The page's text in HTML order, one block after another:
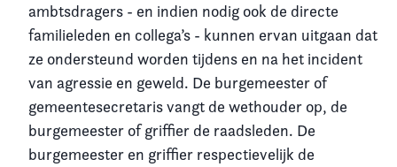
ambtsdragers - en indien nodig ook de directe
familieleden en collega’s - kunnen ervan uitgaan dat
ze ondersteund worden tijdens en na het incident
van agressie en geweld. De burgemeester of
gemeentesecretaris vangt de wethouder op, de
burgemeester of griffier de raadsleden. De
burgemeester en griffier respectievelijk de